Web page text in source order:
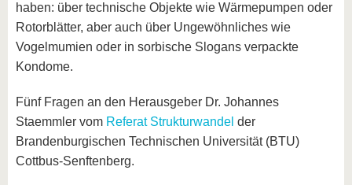
haben: über technische Objekte wie Wärmepumpen oder
Rotorblätter, aber auch über Ungewöhnliches wie
Vogelmumien oder in sorbische Slogans verpackte
Kondome.
Fünf Fragen an den Herausgeber Dr. Johannes
Staemmler vom Referat Strukturwandel der
Brandenburgischen Technischen Universität (BTU)
Cottbus-Senftenberg.